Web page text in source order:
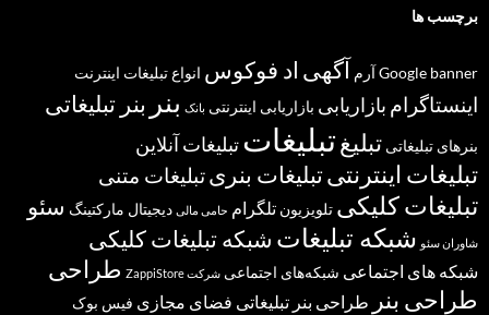
برچسب ها
banner
Googleآرم آگهی اد فوکوس انواع تبلیغات اینترنت
اینستاگرام بازاریابی بازاریابی اینترنتی بانک بنر بنر تبلیغاتی
بنرهای تبلیغاتی تبلیغتبلیغاتتبلیغات آنلاین
تبلیغات اینترنتیتبلیغات بنریتبلیغات متنی
تبلیغات کلیکی تلویزیون تلگرام حامی مالی دیجیتال مارکتینگ سئو
شاوران سئو شبکه تبلیغات شبکه تبلیغات کلیکی
شبکه های اجتماعی شبکه‌های اجتماعی شرکت ZappiStore
طراحی
طراحی بنر طراحی بنر تبلیغاتی فضای مجازی فیس بوک